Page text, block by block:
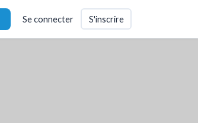
Se connecter S'inscrire